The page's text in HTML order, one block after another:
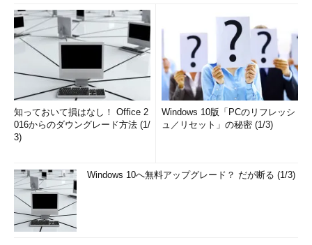
知っておいて損はなし！ Office 2
016からのダウングレード方法 (1/
3)
Windows 10版「PCのリフレッシ
ュ／リセット」の秘密 (1/3)
Windows 10へ無料アップグレード？ だが断る (1/3)